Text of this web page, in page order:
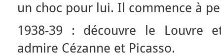
un choc pour lui. Il commence à
1938-39 : découvre le Louvre
admire Cézanne et Picasso.